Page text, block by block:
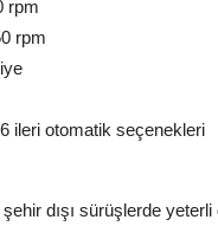
rpm
rpm
ileri otomatik seçenekleri
dışı sürüşlerde